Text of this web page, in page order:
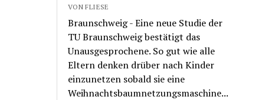
VON FLIESE
Braunschweig - Eine neue Studie der
TU Braunschweig bestätigt das
Unausgesprochene. So gut wie alle
Eltern denken drüber nach Kinder
einzunetzen sobald sie eine
Weihnachtsbaumnetzungsmaschine...